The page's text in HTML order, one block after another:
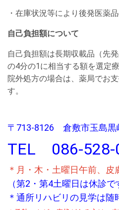
・在庫状況等により後発医薬
自己負担額について
自己負担額は長期収載品（先
の4分の1に相当する額を選定
院外処方の場合は、薬局でお
す。
〒713-8126 倉敷市玉島黒
TEL 086-528-
＊月・木・土曜日午前、皮
（第2・第4土曜日は休診で
＊通所リハビリの見学は随